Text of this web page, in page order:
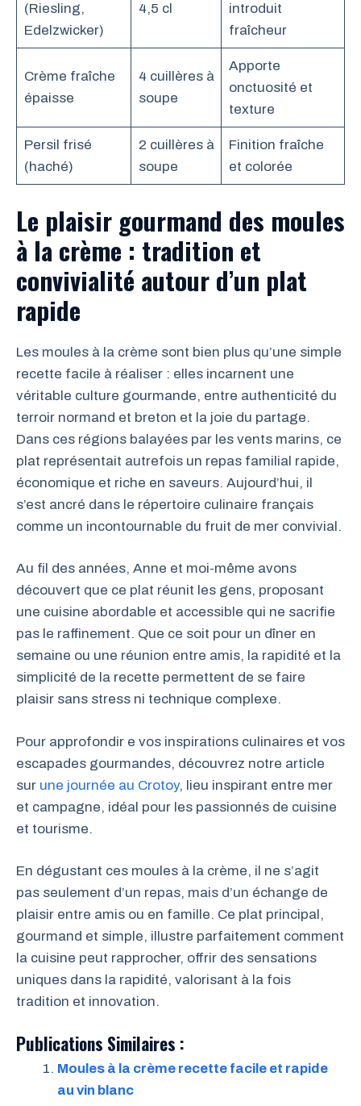
(Riesling,
Edelzwicker)
4,5 cl
introduit
fraîcheur
Crème fraîche
épaisse
4 cuillères à
soupe
Apporte
onctuosité et
texture
Persil frisé
(haché)
2 cuillères à
soupe
Finition fraîche
et colorée
Le plaisir gourmand des moules
à la crème : tradition et
convivialité autour d’un plat
rapide
Les moules à la crème sont bien plus qu’une simple
recette facile à réaliser : elles incarnent une
véritable culture gourmande, entre authenticité du
terroir normand et breton et la joie du partage.
Dans ces régions balayées par les vents marins, ce
plat représentait autrefois un repas familial rapide,
économique et riche en saveurs. Aujourd’hui, il
s’est ancré dans le répertoire culinaire français
comme un incontournable du fruit de mer convivial.
Au fil des années, Anne et moi-même avons
découvert que ce plat réunit les gens, proposant
une cuisine abordable et accessible qui ne sacrifie
pas le raffinement. Que ce soit pour un dîner en
semaine ou une réunion entre amis, la rapidité et la
simplicité de la recette permettent de se faire
plaisir sans stress ni technique complexe.
Pour approfondir e vos inspirations culinaires et vos
escapades gourmandes, découvrez notre article
sur une journée au Crotoy, lieu inspirant entre mer
et campagne, idéal pour les passionnés de cuisine
et tourisme.
En dégustant ces moules à la crème, il ne s’agit
pas seulement d’un repas, mais d’un échange de
plaisir entre amis ou en famille. Ce plat principal,
gourmand et simple, illustre parfaitement comment
la cuisine peut rapprocher, offrir des sensations
uniques dans la rapidité, valorisant à la fois
tradition et innovation.
Publications Similaires :
Moules à la crème recette facile et rapide
au vin blanc